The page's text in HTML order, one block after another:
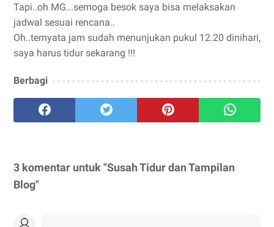
Tapi..oh MG...semoga besok saya bisa melaksakan
jadwal sesuai rencana..
Oh..ternyata jam sudah menunjukan pukul 12.20 dinihari,
saya harus tidur sekarang !!!
Berbagi
3 komentar untuk "Susah Tidur dan Tampilan
Blog"